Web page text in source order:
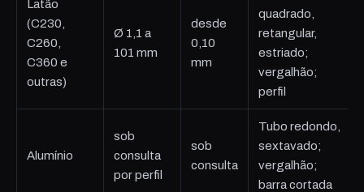
Latão
(C230,
C260,
C360 e
outras)
Ø 1,1 a
101 mm
desde
0,10
mm
quadrado,
retangular,
estriado;
vergalhão;
perfil
Alumínio
sob
consulta
por perfil
sob
consulta
Tubo redondo,
sextavado;
vergalhão;
barra cortada